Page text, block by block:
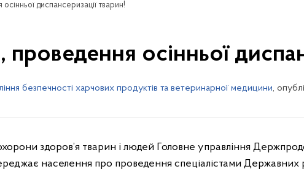
диспансеризації тварин!
проведення осінньої
безпечності харчових продуктів та ветеринарної медицини,
здоров’я тварин і людей Головне управління
населення про проведення спеціалістами Державних